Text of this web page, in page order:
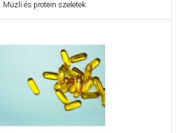
Müzli és protein szeletek